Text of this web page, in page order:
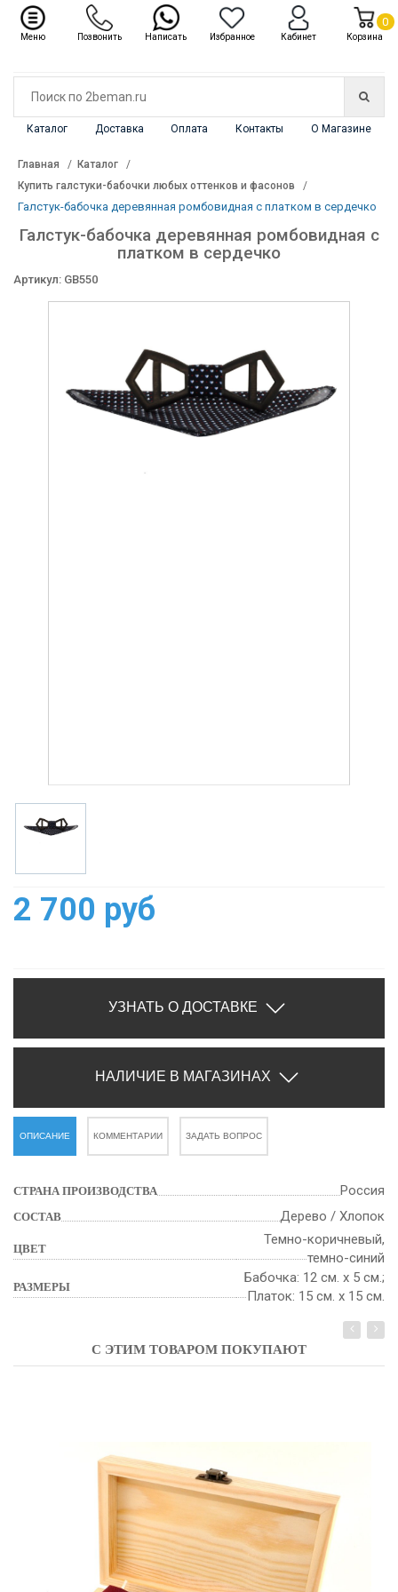
Каталог Доставка Оплата Контакты О Магазине
Каталог ✖
Главная
Каталог
Купить галстуки-бабочки любых оттенков и фасонов
Галстук-бабочка деревянная ромбовидная с платком в сердечко
Галстук-бабочка деревянная ромбовидная с
платком в сердечко
Артикул: GB550
2 700 руб
УЗНАТЬ О ДОСТАВКЕ
НАЛИЧИЕ В МАГАЗИНАХ
ОПИСАНИЕ КОММЕНТАРИИ ЗАДАТЬ ВОПРОС
СТРАНА ПРОИЗВОДСТВА Россия
СОСТАВ Дерево / Хлопок
ЦВЕТ
Темно-коричневый,
темно-синий
РАЗМЕРЫ
Бабочка: 12 см. х 5 см.;
Платок: 15 см. х 15 см.
С ЭТИМ ТОВАРОМ ПОКУПАЮТ
Меню Позвонить Написать Избранное Кабинет Корзина
0